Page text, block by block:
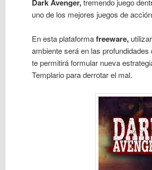
Dark Avenger,tremendo juego
uno de los mejores juegos de
En esta plataformafreeware,
ambiente será en las
te permitirá formular nueva
Templario para derrotar el mal.